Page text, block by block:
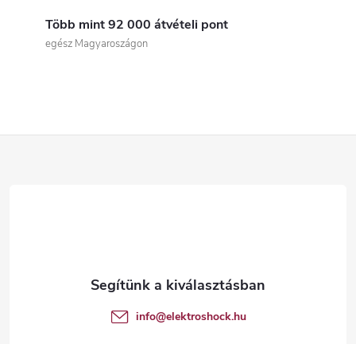
Több mint 92 000 átvételi pont
egész Magyaroszágon
info@elektroshock.hu